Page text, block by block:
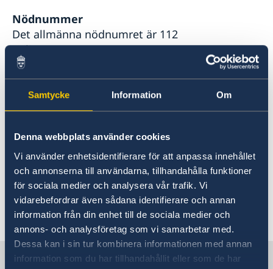
Samtycke Information Om
Denna webbplats använder cookies
Vi använder enhetsidentifierare för att anpassa innehållet
och annonserna till användarna, tillhandahålla funktioner
för sociala medier och analysera vår trafik. Vi
vidarebefordrar även sådana identifierare och annan
information från din enhet till de sociala medier och
annons- och analysföretag som vi samarbetar med.
Dessa kan i sin tur kombinera informationen med annan
information som du har tillhandahållit eller som de har
Rösta i Luxemburg
Pass utomlands
Provisoriskt pass
Samordningsnummer
Hjälp kring medborgarskap
Ansökan om att få behålla svenskt medborgarskap
Återfå svenskt medborgarskap
Gifta sig utomlands
Legaliseringar/apostille
Reseinformation
Ambassadens reseinformation
Aktuella händelser
Allmänna säkerhetsläget
Terrorism
Naturförhållanden och katastrofer
Hälso- och sjukvård
Lokala lagar och sedvänjor
Kriminalitet och personlig säkerhet
Trafiksäkerhet
Övriga upplysningar
Nödnummer
Det allmänna nödnumret är 112
Polisen 113
För synnerligen brådskande konsulära
ärendenkvällstid eller under helger ring
följande nummer till jourhavande tjänsteman:
+46 8 405 50 05
Senast uppdaterad 03 mars 2026, 08.59
Sverige i Luxemburg